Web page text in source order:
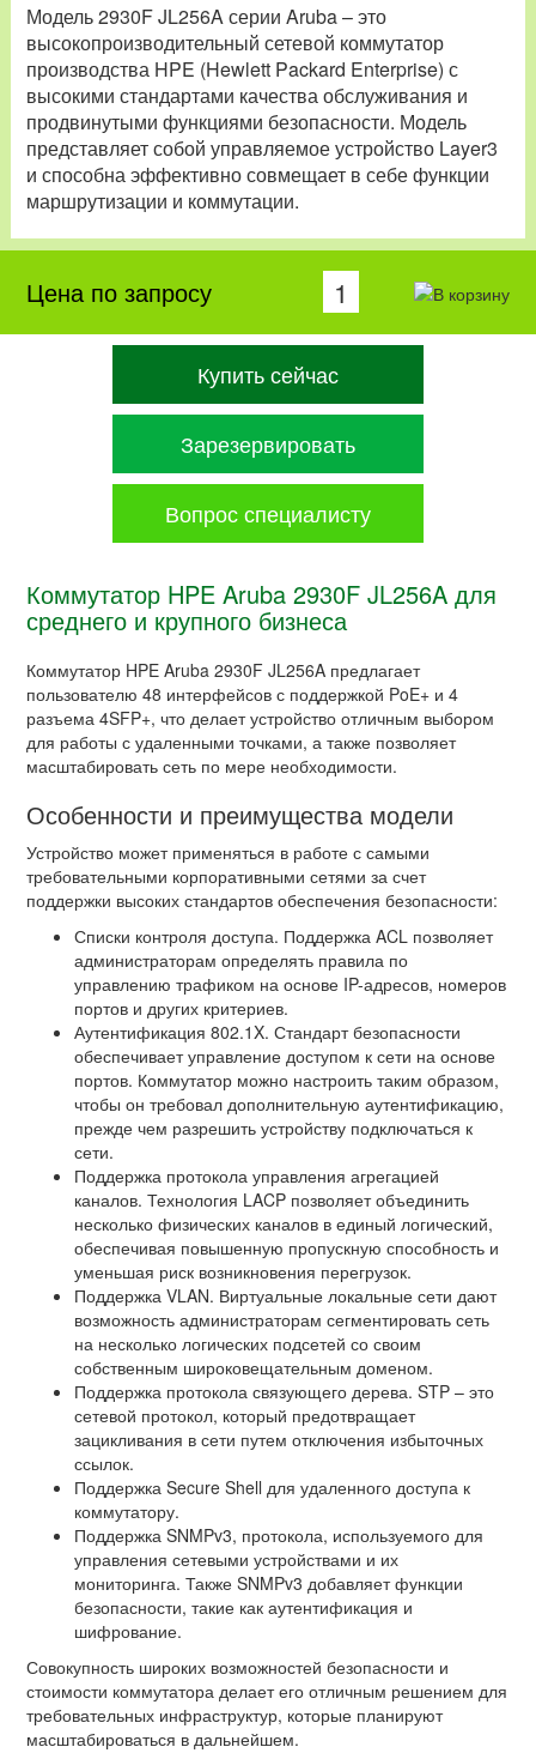
Модель 2930F JL256A серии Aruba – это
высокопроизводительный сетевой коммутатор
производства HPE (Hewlett Packard Enterprise) с
высокими стандартами качества обслуживания и
продвинутыми функциями безопасности. Модель
представляет собой управляемое устройство Layer3
и способна эффективно совмещает в себе функции
маршрутизации и коммутации.
Цена по запросу
Купить сейчас
Зарезервировать
Вопрос специалисту
Коммутатор HPE Aruba 2930F JL256A для
среднего и крупного бизнеса
Коммутатор HPE Aruba 2930F JL256A предлагает
пользователю 48 интерфейсов с поддержкой PoE+ и 4
разъема 4SFP+, что делает устройство отличным выбором
для работы с удаленными точками, а также позволяет
масштабировать сеть по мере необходимости.
Особенности и преимущества модели
Устройство может применяться в работе с самыми
требовательными корпоративными сетями за счет
поддержки высоких стандартов обеспечения безопасности:
Списки контроля доступа. Поддержка ACL позволяет
администраторам определять правила по
управлению трафиком на основе IP-адресов, номеров
портов и других критериев.
Аутентификация 802.1X. Стандарт безопасности
обеспечивает управление доступом к сети на основе
портов. Коммутатор можно настроить таким образом,
чтобы он требовал дополнительную аутентификацию,
прежде чем разрешить устройству подключаться к
сети.
Поддержка протокола управления агрегацией
каналов. Технология LACP позволяет объединить
несколько физических каналов в единый логический,
обеспечивая повышенную пропускную способность и
уменьшая риск возникновения перегрузок.
Поддержка VLAN. Виртуальные локальные сети дают
возможность администраторам сегментировать сеть
на несколько логических подсетей со своим
собственным широковещательным доменом.
Поддержка протокола связующего дерева. STP – это
сетевой протокол, который предотвращает
зацикливания в сети путем отключения избыточных
ссылок.
Поддержка Secure Shell для удаленного доступа к
коммутатору.
Поддержка SNMPv3, протокола, используемого для
управления сетевыми устройствами и их
мониторинга. Также SNMPv3 добавляет функции
безопасности, такие как аутентификация и
шифрование.
Совокупность широких возможностей безопасности и
стоимости коммутатора делает его отличным решением для
требовательных инфраструктур, которые планируют
масштабироваться в дальнейшем.